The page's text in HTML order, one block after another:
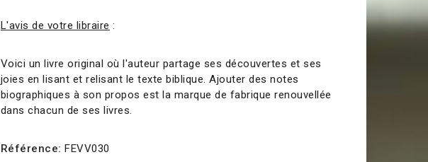
L'avis de votre libraire :
Voici un livre original où l'auteur partage ses découvertes et ses
joies en lisant et relisant le texte biblique. Ajouter des notes
biographiques à son propos est la marque de fabrique renouvellée
dans chacun de ses livres.
Référence: FEVV030